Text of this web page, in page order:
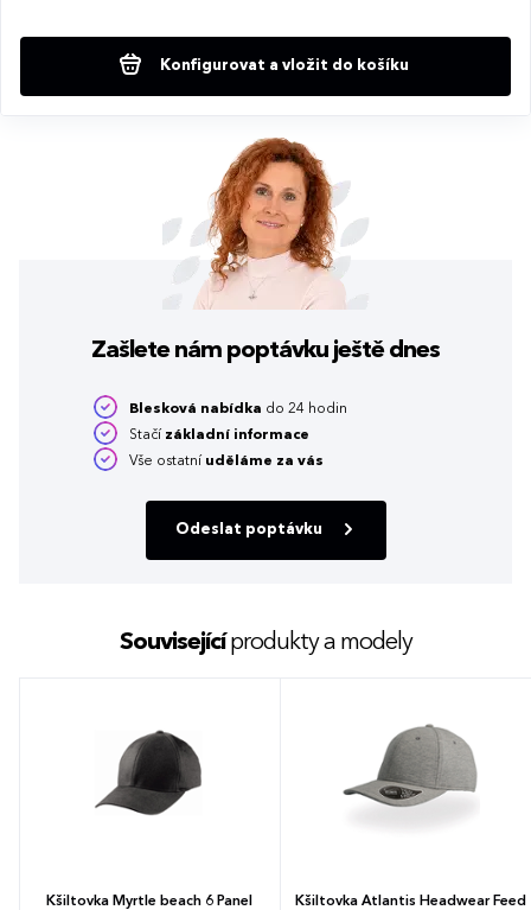
Konfigurovat a vložit do košíku
Zašlete nám poptávku ještě dnes
Blesková nabídka do 24 hodin
Stačí základní informace
Vše ostatní uděláme za vás
Odeslat poptávku
Souvisejícíprodukty a modely
Kšiltovka Myrtle beach 6 Panel Kšiltovka Atlantis Headwear Feed